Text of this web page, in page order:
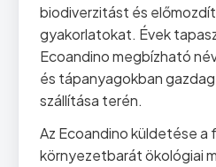
biodiverzitást és
gyakorlatokat. Évek
Ecoandino megbízható
és tápanyagokban
szállítása terén.
Az Ecoandino küldetése
környezetbarát ökológiai